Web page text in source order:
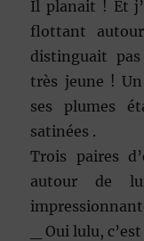
Il planait ! Et
flottant
distinguait
très jeune ! Un
ses plumes
satinées .
Trois paires
autour de
_ Oui lulu,